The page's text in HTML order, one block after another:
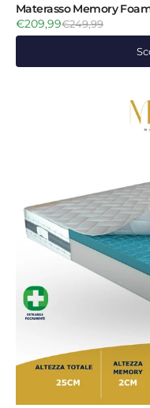
Materasso Memory
€209,99€249,99